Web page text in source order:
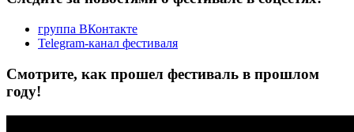
группа ВКонтакте
Telegram-канал фестиваля
Смотрите, как прошел фестиваль в прошлом
году!